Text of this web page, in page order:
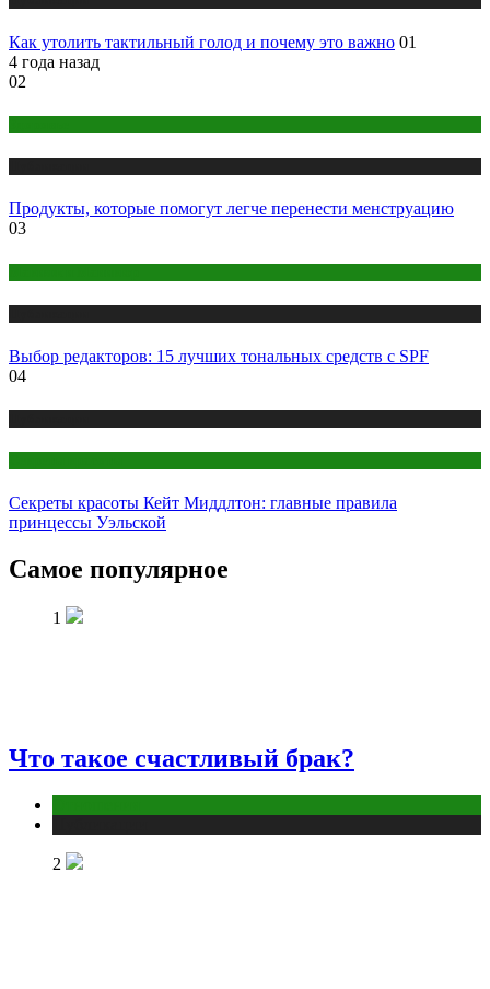
Как утолить тактильный голод и почему это важно 01
4 года назад
02
Продукты, которые помогут легче перенести менструацию
03
Выбор редакторов: 15 лучших тональных средств с SPF
04
Секреты красоты Кейт Миддлтон: главные правила
принцессы Уэльской
Самое популярное
1
Что такое счастливый брак?
2